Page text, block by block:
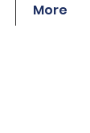
More